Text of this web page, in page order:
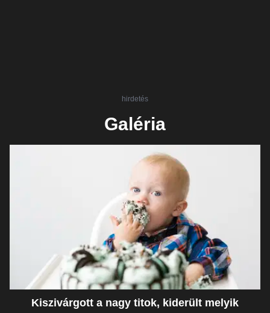
hirdetés
Galéria
Kiszivárgott a nagy titok, kiderült melyik